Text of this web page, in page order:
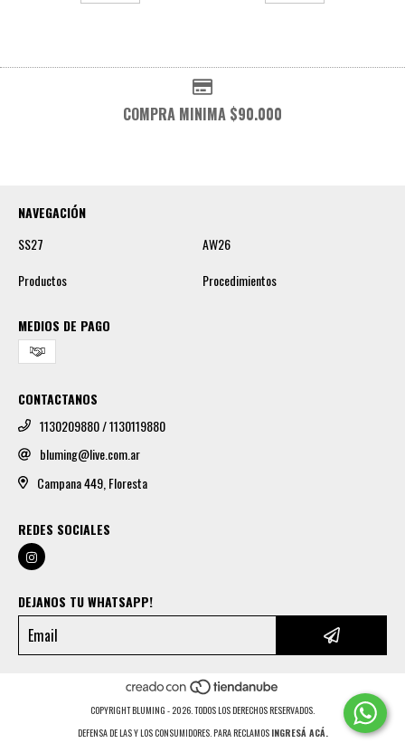
COMPRA MINIMA $90.000
NAVEGACIÓN
SS27
AW26
Productos
Procedimientos
MEDIOS DE PAGO
CONTACTANOS
1130209880 / 1130119880
bluming@live.com.ar
Campana 449, Floresta
REDES SOCIALES
DEJANOS TU WHATSAPP!
COPYRIGHT BLUMING - 2026. TODOS LOS DERECHOS RESERVADOS.
DEFENSA DE LAS Y LOS CONSUMIDORES. PARA RECLAMOS INGRESÁ ACÁ.